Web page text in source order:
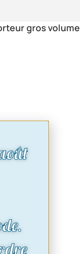
gros volume